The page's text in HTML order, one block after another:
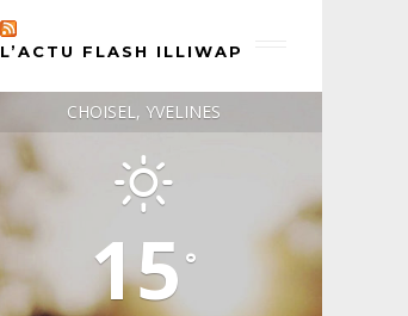
L’ACTU FLASH ILLIWAP
CHOISEL, YVELINES
15 °